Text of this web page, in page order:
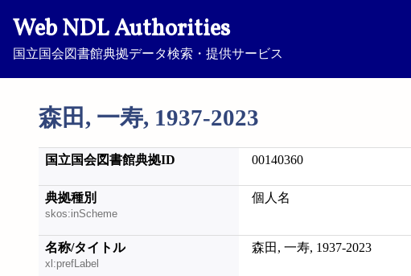
Web NDL Authorities
国立国会図書館典拠データ検索・提供サービス
森田, 一寿, 1937-2023
国立国会図書館典拠ID 00140360
典拠種別
skos:inScheme
個人名
名称/タイトル
xl:prefLabel
森田, 一寿, 1937-2023